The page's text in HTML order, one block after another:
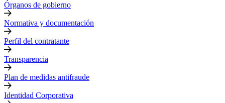
Órganos de gobierno
Normativa y documentación
Perfil del contratante
Transparencia
Plan de medidas antifraude
Identidad Corporativa